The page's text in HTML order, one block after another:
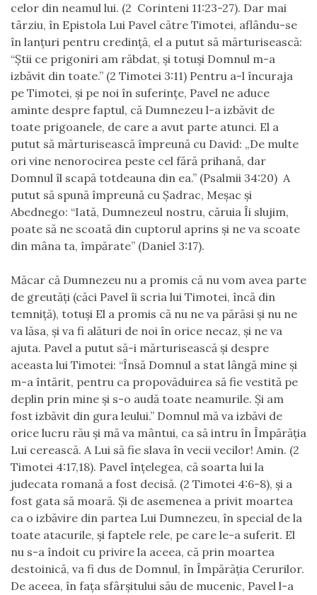
celor din neamul lui. (2 Corinteni 11:23-27). Dar mai
târziu, în Epistola Lui Pavel către Timotei, aflându-se
în lanțuri pentru credință, el a putut să mărturisească:
“Ştii ce prigoniri am răbdat, şi totuşi Domnul m-a
izbăvit din toate.” (2 Timotei 3:11) Pentru a-l încuraja
pe Timotei, și pe noi în suferințe, Pavel ne aduce
aminte despre faptul, că Dumnezeu l-a izbăvit de
toate prigoanele, de care a avut parte atunci. El a
putut să mărturisească împreună cu David: „De multe
ori vine nenorocirea peste cel fără prihană, dar
Domnul îl scapă totdeauna din ea.” (Psalmii 34:20) A
putut să spună împreună cu Șadrac, Meșac și
Abednego: “Iată, Dumnezeul nostru, căruia Îi slujim,
poate să ne scoată din cuptorul aprins şi ne va scoate
din mâna ta, împărate” (Daniel 3:17).
Măcar că Dumnezeu nu a promis că nu vom avea parte
de greutăți (căci Pavel îi scria lui Timotei, încă din
temniță), totuși El a promis că nu ne va părăsi și nu ne
va lăsa, și va fi alături de noi în orice necaz, și ne va
ajuta. Pavel a putut să-i mărturisească și despre
aceasta lui Timotei: “Însă Domnul a stat lângă mine şi
m-a întărit, pentru ca propovăduirea să fie vestită pe
deplin prin mine şi s-o audă toate neamurile. Şi am
fost izbăvit din gura leului.” Domnul mă va izbăvi de
orice lucru rău şi mă va mântui, ca să intru în Împărăţia
Lui cerească. A Lui să fie slava în vecii vecilor! Amin. (2
Timotei 4:17,18). Pavel înțelegea, că soarta lui la
judecata romană a fost decisă. (2 Timotei 4:6-8), și a
fost gata să moară. Și de asemenea a privit moartea
ca o izbăvire din partea Lui Dumnezeu, în special de la
toate atacurile, și faptele rele, pe care le-a suferit. El
nu s-a îndoit cu privire la aceea, că prin moartea
destoinică, va fi dus de Domnul, în Împărăția Cerurilor.
De aceea, în fața sfârșitului său de mucenic, Pavel l-a